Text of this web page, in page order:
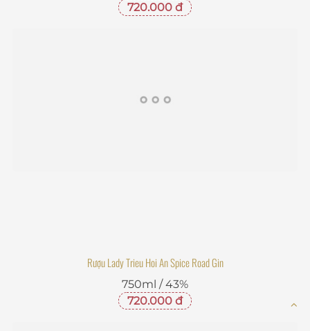
720.000 đ
Rượu Lady Trieu Hoi An Spice Road Gin
750ml / 43%
720.000 đ